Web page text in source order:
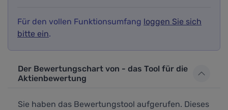
Für den vollen Funktionsumfang loggen Sie sich
bitte ein.
Der Bewertungschart von - das Tool für die
Aktienbewertung
Sie haben das Bewertungstool aufgerufen. Dieses